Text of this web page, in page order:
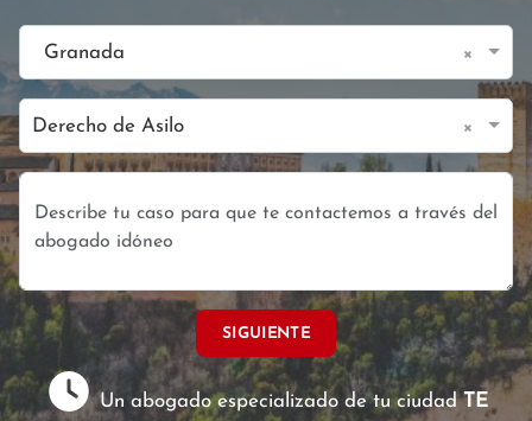
Granada ×
Derecho de Asilo ×
SIGUIENTE
Un abogado especializado de tu ciudadTE